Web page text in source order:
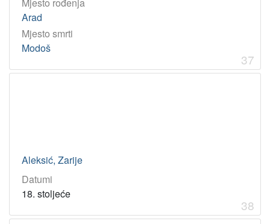
Arad
Mjesto smrti
Modoš
37
Aleksić, Zarije
Datumi
18. stoljeće
38